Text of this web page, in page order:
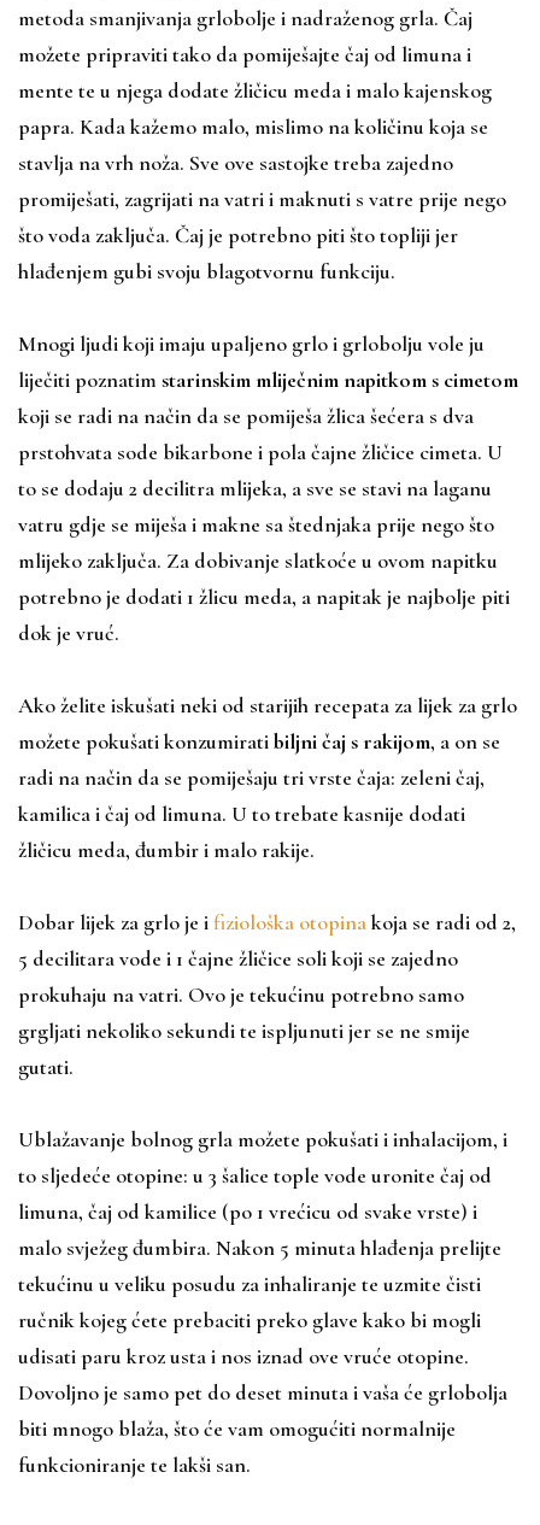
metoda smanjivanja grlobolje i nadraženog grla. Čaj
možete pripraviti tako da pomiješajte čaj od limuna i
mente te u njega dodate žličicu meda i malo kajenskog
papra. Kada kažemo malo, mislimo na količinu koja se
stavlja na vrh noža. Sve ove sastojke treba zajedno
promiješati, zagrijati na vatri i maknuti s vatre prije nego
što voda zaključa. Čaj je potrebno piti što topliji jer
hlađenjem gubi svoju blagotvornu funkciju.
Mnogi ljudi koji imaju upaljeno grlo i grlobolju vole ju
liječiti poznatim starinskim mliječnim napitkom s cimetom
koji se radi na način da se pomiješa žlica šećera s dva
prstohvata sode bikarbone i pola čajne žličice cimeta. U
to se dodaju 2 decilitra mlijeka, a sve se stavi na laganu
vatru gdje se miješa i makne sa štednjaka prije nego što
mlijeko zaključa. Za dobivanje slatkoće u ovom napitku
potrebno je dodati 1 žlicu meda, a napitak je najbolje piti
dok je vruć.
Ako želite iskušati neki od starijih recepata za lijek za grlo
možete pokušati konzumiratibiljni čaj s rakijom, a on se
radi na način da se pomiješaju tri vrste čaja: zeleni čaj,
kamilica i čaj od limuna. U to trebate kasnije dodati
žličicu meda, đumbir i malo rakije.
Dobar lijek za grlo je ifiziološka otopinakoja se radi od 2,
5 decilitara vode i 1 čajne žličice soli koji se zajedno
prokuhaju na vatri. Ovo je tekućinu potrebno samo
grgljati nekoliko sekundi te ispljunuti jer se ne smije
gutati.
Ublažavanje bolnog grla možete pokušati i inhalacijom, i
to sljedeće otopine: u 3 šalice tople vode uronite čaj od
limuna, čaj od kamilice (po 1 vrećicu od svake vrste) i
malo svježeg đumbira. Nakon 5 minuta hlađenja prelijte
tekućinu u veliku posudu za inhaliranje te uzmite čisti
ručnik kojeg ćete prebaciti preko glave kako bi mogli
udisati paru kroz usta i nos iznad ove vruće otopine.
Dovoljno je samo pet do deset minuta i vaša će grlobolja
biti mnogo blaža, što će vam omogućiti normalnije
funkcioniranje te lakši san.